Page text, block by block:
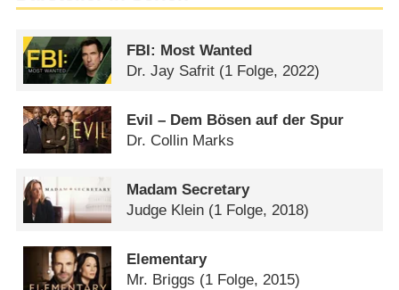
FBI: Most Wanted
Dr. Jay Safrit (1 Folge, 2022)
Evil – Dem Bösen auf der Spur
Dr. Collin Marks
Madam Secretary
Judge Klein (1 Folge, 2018)
Elementary
Mr. Briggs (1 Folge, 2015)